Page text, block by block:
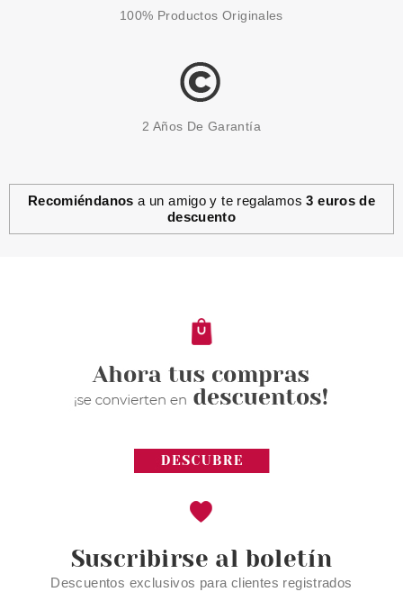
PACO RABANNE
58.95€
100% Productos Originales
2 Años De Garantía
Recomiéndanos a un amigo y te regalamos3 euros de
descuento
Suscribirse al boletín
Descuentos exclusivos para clientes registrados